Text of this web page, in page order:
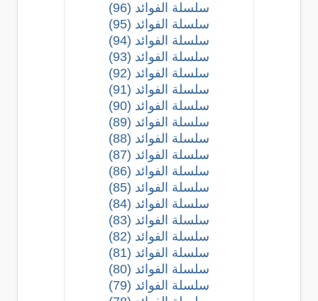
سلسلة الفوائد (96)
سلسلة الفوائد (95)
سلسلة الفوائد (94)
سلسلة الفوائد (93)
سلسلة الفوائد (92)
سلسلة الفوائد (91)
سلسلة الفوائد (90)
سلسلة الفوائد (89)
سلسلة الفوائد (88)
سلسلة الفوائد (87)
سلسلة الفوائد (86)
سلسلة الفوائد (85)
سلسلة الفوائد (84)
سلسلة الفوائد (83)
سلسلة الفوائد (82)
سلسلة الفوائد (81)
سلسلة الفوائد (80)
سلسلة الفوائد (79)